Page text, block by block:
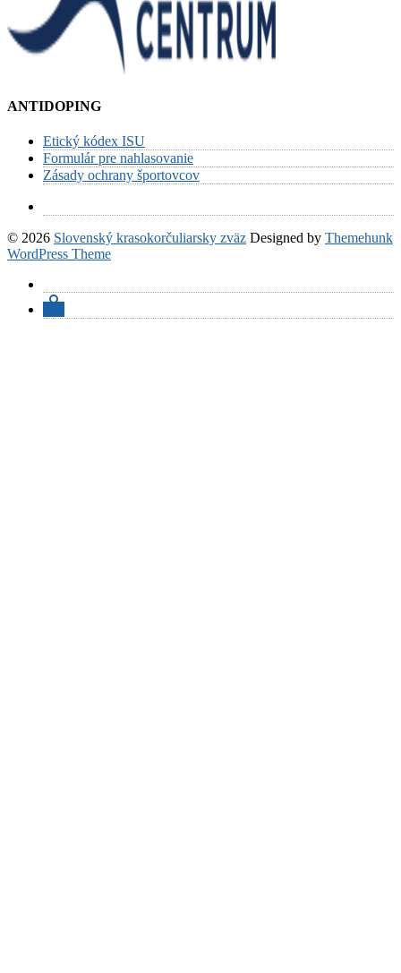
ANTIDOPING
Etický kódex ISU
Formulár pre nahlasovanie
Zásady ochrany športovcov
© 2026 Slovenský krasokorčuliarsky zväz Designed by Themehunk
WordPress Theme